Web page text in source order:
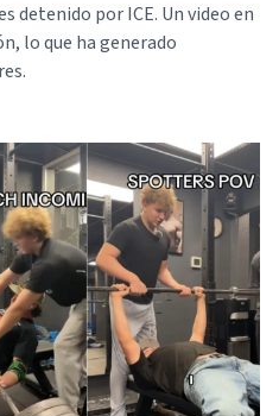
detenido por ICE. Un video en
lo que ha generado